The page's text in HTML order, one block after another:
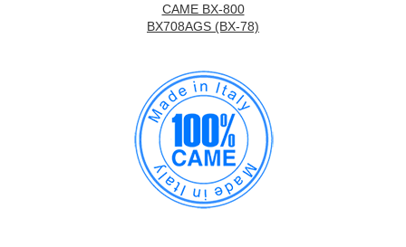
CAME BX-800
BX708AGS (BX-78)